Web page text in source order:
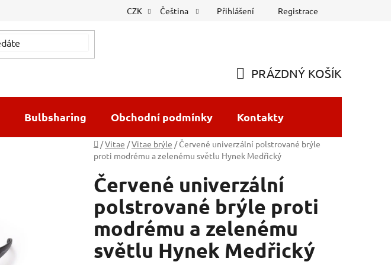
CZK Čeština Přihlášení Registrace
KOŠÍK
PRÁZDNÝ KOŠÍK
Bulbsharing Obchodní podmínky Kontakty
Domů
/Vitae /Vitae brýle / Červené univerzální polstrované brýle
proti modrému a zelenému světlu Hynek Medřický
Červené univerzální
polstrované brýle proti
modrému a zelenému
světlu Hynek Medřický